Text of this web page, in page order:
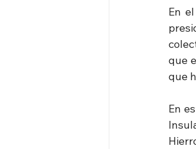
En
que
que
En